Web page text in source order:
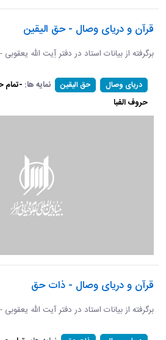
قرآن و دریای وصال - حق الیقین
برگرفته از بیانات استاد در دفتر آِیت الله یعقوبی -
دریای وصال حق الیقین نمایه ها: -تمام
حروف الفبا
قرآن و دریای وصال - ذات حق
برگرفته از بیانات استاد در دفتر آیت الله یعقوبی -